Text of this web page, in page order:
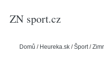
ZN sport.cz
Domů / Heureka.sk /Šport/